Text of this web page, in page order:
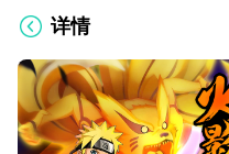
详情